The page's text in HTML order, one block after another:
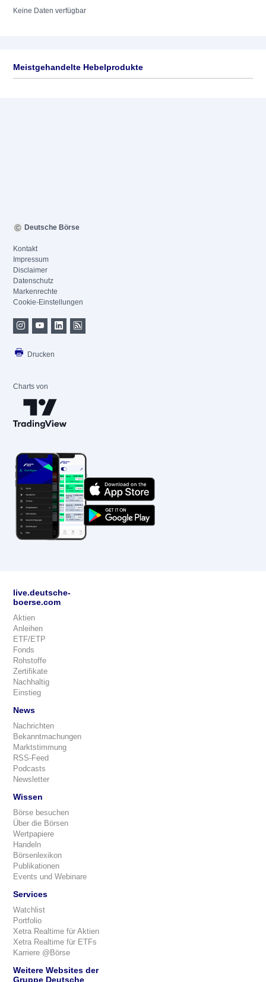
Keine Daten verfügbar
Meistgehandelte Hebelprodukte
Deutsche Börse
Kontakt
Impressum
Disclaimer
Datenschutz
Markenrechte
Cookie-Einstellungen
Drucken
Charts von
live.deutsche-
boerse.com
Aktien
Anleihen
ETF/ETP
Fonds
Rohstoffe
Zertifikate
Nachhaltig
Einstieg
News
Nachrichten
Bekanntmachungen
Marktstimmung
RSS-Feed
Podcasts
Newsletter
Wissen
Börse besuchen
Über die Börsen
Wertpapiere
Handeln
Börsenlexikon
Publikationen
Events und Webinare
Services
Watchlist
Portfolio
Xetra Realtime für Aktien
Xetra Realtime für ETFs
Karriere @Börse
Weitere Websites der
Gruppe Deutsche